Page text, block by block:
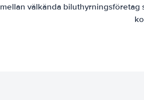
mellan välkända biluthyrningsföretag